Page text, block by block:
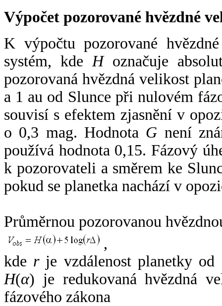
Výpočet pozorované hvězdné
K výpočtu pozorované
systém, kde Hoznačuje
pozorovaná hvězdná velikost
a 1 au od Slunce při nulovém
souvisí s efektem zjasnění v
o 0,3 mag. Hodnota G není
používá hodnota 0,15. Fázový
k pozorovateli a směrem ke
pokud se planetka nachází v
Průměrnou pozorovanou
,
kde rje vzdálenost planetky od
H(α) je redukovaná hvězdná
fázového zákona